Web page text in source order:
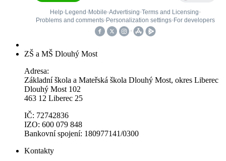
ZŠ a MŠ Dlouhý Most
Adresa:
Základní škola a Mateřská škola Dlouhý Most, okres Liberec
Dlouhý Most 102
463 12 Liberec 25
IČ: 72742836
IZO: 600 079 848
Bankovní spojení: 180977141/0300
Kontakty